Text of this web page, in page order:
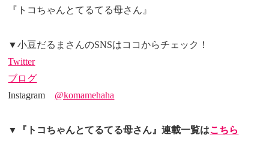
『トコちゃんとてるてる母さん』
▼小豆だるまさんのSNSはココからチェック！
Twitter
ブログ
Instagram @komamehaha
▼『トコちゃんとてるてる母さん』連載一覧はこちら